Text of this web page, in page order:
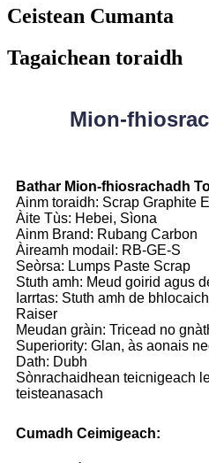
Ceistean Cumanta
Tagaichean toraidh
Mion-
Bathar Mion-fhiosrachadh
Ainm toraidh: Scrap Graphite
Àite Tùs: Hebei, Sìona
Ainm Brand: Rubang Carbon
Àireamh modail: RB-GE-S
Seòrsa: Lumps Paste Scrap
Stuth amh: Meud goirid agus
Iarrtas: Stuth amh de
Raiser
Meudan gràin: Tricead no
Superiority: Glan, às aonais
Dath: Dubh
Sònrachaidhean teicnigeach
teisteanasach
Cumadh Ceimigeach: